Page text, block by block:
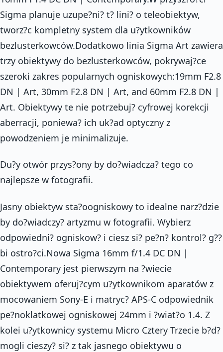
Sigma planuje uzupe?ni? t? lini? o teleobiektyw,
tworz?c kompletny system dla u?ytkowników
bezlusterkowców.Dodatkowo linia Sigma Art zawiera
trzy obiektywy do bezlusterkowców, pokrywaj?ce
szeroki zakres popularnych ogniskowych:19mm F2.8
DN | Art, 30mm F2.8 DN | Art, and 60mm F2.8 DN |
Art. Obiektywy te nie potrzebuj? cyfrowej korekcji
aberracji, poniewa? ich uk?ad optyczny z
powodzeniem je minimalizuje.
Du?y otwór przys?ony by do?wiadcza? tego co
najlepsze w fotografii.
Jasny obiektyw sta?oogniskowy to idealne narz?dzie
by do?wiadczy? artyzmu w fotografii. Wybierz
odpowiedni? ogniskow? i ciesz si? pe?n? kontrol? g??
bi ostro?ci.Nowa Sigma 16mm f/1.4 DC DN |
Contemporary jest pierwszym na ?wiecie
obiektywem oferuj?cym u?ytkownikom aparatów z
mocowaniem Sony-E i matryc? APS-C odpowiednik
pe?noklatkowej ogniskowej 24mm i ?wiat?o 1.4. Z
kolei u?ytkownicy systemu Micro Cztery Trzecie b?d?
mogli cieszy? si? z tak jasnego obiektywu o